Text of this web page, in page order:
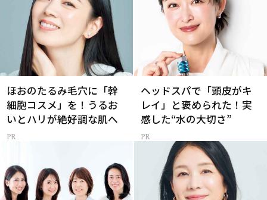
ほおのたるみ毛穴に「幹
細胞コスメ」を！うるお
いとハリが絶好調な肌へ
ヘッドスパで「頭皮がキ
レイ」と褒められた！実
感した“水の大切さ”